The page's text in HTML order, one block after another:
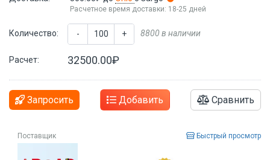
Расчетное время доставки: 18-25 дней
Количество: - + 8800 в наличии
Расчет: 32500.00₽
Запросить Добавить Сравнить
Поставщик Быстрый просмотр